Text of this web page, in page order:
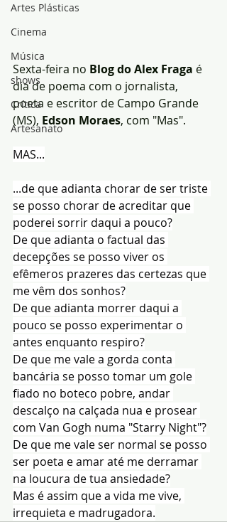
Artes Plásticas
Cinema
Música
shows
Crítica
Artesanato
Sexta-feira no Blog do Alex Fraga é
dia de poema com o jornalista,
poeta e escritor de Campo Grande
(MS), Edson Moraes, com "Mas".
MAS...
...de que adianta chorar de ser triste
se posso chorar de acreditar que
poderei sorrir daqui a pouco?
De que adianta o factual das
decepções se posso viver os
efêmeros prazeres das certezas que
me vêm dos sonhos?
De que adianta morrer daqui a
pouco se posso experimentar o
antes enquanto respiro?
De que me vale a gorda conta
bancária se posso tomar um gole
fiado no boteco pobre, andar
descalço na calçada nua e prosear
com Van Gogh numa "Starry Night"?
De que me vale ser normal se posso
ser poeta e amar até me derramar
na loucura de tua ansiedade?
Mas é assim que a vida me vive,
irrequieta e madrugadora.